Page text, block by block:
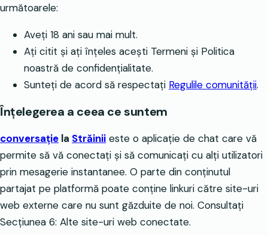
următoarele:
Aveți 18 ani sau mai mult.
Ați citit și ați înțeles acești Termeni și Politica
noastră de confidențialitate.
Sunteți de acord să respectați Regulile comunității.
Înțelegerea a ceea ce suntem
conversație la Străinii este o aplicație de chat care vă
permite să vă conectați și să comunicați cu alți utilizatori
prin mesagerie instantanee. O parte din conținutul
partajat pe platformă poate conține linkuri către site-uri
web externe care nu sunt găzduite de noi. Consultați
Secțiunea 6: Alte site-uri web conectate.